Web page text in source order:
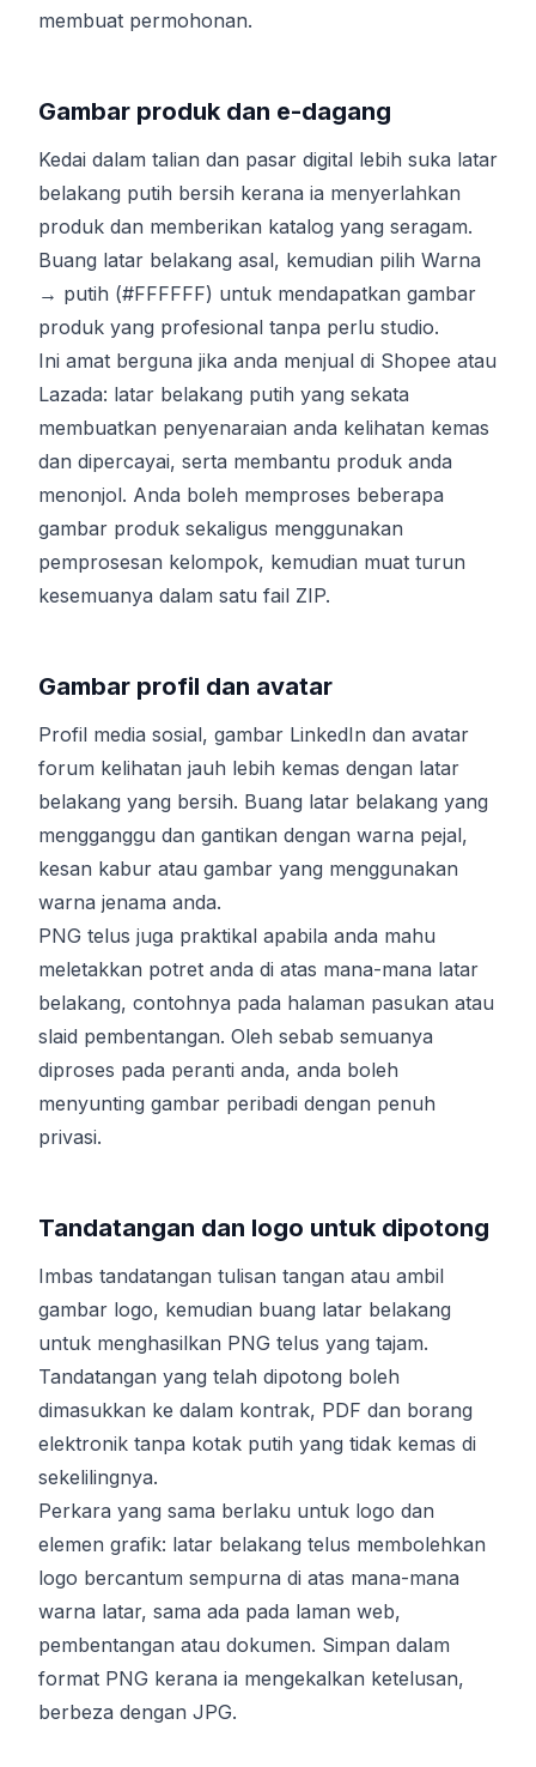
membuat permohonan.
Gambar produk dan e-dagang
Kedai dalam talian dan pasar digital lebih suka latar
belakang putih bersih kerana ia menyerlahkan
produk dan memberikan katalog yang seragam.
Buang latar belakang asal, kemudian pilih Warna
→ putih (#FFFFFF) untuk mendapatkan gambar
produk yang profesional tanpa perlu studio.
Ini amat berguna jika anda menjual di Shopee atau
Lazada: latar belakang putih yang sekata
membuatkan penyenaraian anda kelihatan kemas
dan dipercayai, serta membantu produk anda
menonjol. Anda boleh memproses beberapa
gambar produk sekaligus menggunakan
pemprosesan kelompok, kemudian muat turun
kesemuanya dalam satu fail ZIP.
Gambar profil dan avatar
Profil media sosial, gambar LinkedIn dan avatar
forum kelihatan jauh lebih kemas dengan latar
belakang yang bersih. Buang latar belakang yang
mengganggu dan gantikan dengan warna pejal,
kesan kabur atau gambar yang menggunakan
warna jenama anda.
PNG telus juga praktikal apabila anda mahu
meletakkan potret anda di atas mana-mana latar
belakang, contohnya pada halaman pasukan atau
slaid pembentangan. Oleh sebab semuanya
diproses pada peranti anda, anda boleh
menyunting gambar peribadi dengan penuh
privasi.
Tandatangan dan logo untuk dipotong
Imbas tandatangan tulisan tangan atau ambil
gambar logo, kemudian buang latar belakang
untuk menghasilkan PNG telus yang tajam.
Tandatangan yang telah dipotong boleh
dimasukkan ke dalam kontrak, PDF dan borang
elektronik tanpa kotak putih yang tidak kemas di
sekelilingnya.
Perkara yang sama berlaku untuk logo dan
elemen grafik: latar belakang telus membolehkan
logo bercantum sempurna di atas mana-mana
warna latar, sama ada pada laman web,
pembentangan atau dokumen. Simpan dalam
format PNG kerana ia mengekalkan ketelusan,
berbeza dengan JPG.